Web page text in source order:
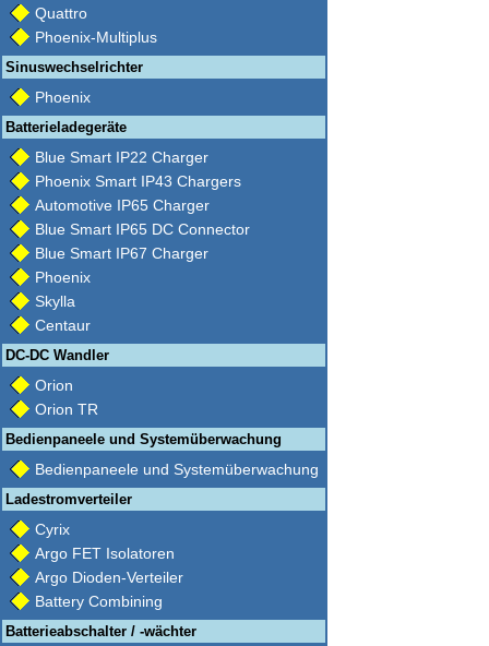
Quattro
Phoenix-Multiplus
Sinuswechselrichter
Phoenix
Batterieladegeräte
Blue Smart IP22 Charger
Phoenix Smart IP43 Chargers
Automotive IP65 Charger
Blue Smart IP65 DC Connector
Blue Smart IP67 Charger
Phoenix
Skylla
Centaur
DC-DC Wandler
Orion
Orion TR
Bedienpaneele und Systemüberwachung
Bedienpaneele und Systemüberwachung
Ladestromverteiler
Cyrix
Argo FET Isolatoren
Argo Dioden-Verteiler
Battery Combining
Batterieabschalter / -wächter